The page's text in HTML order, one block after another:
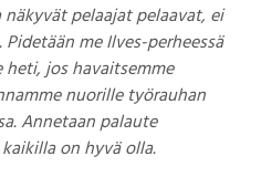
pelaajat pelaavat, ei
me Ilves-perheessä
jos havaitsemme
nuorille työrauhan
Annetaan palaute
on hyvä olla.